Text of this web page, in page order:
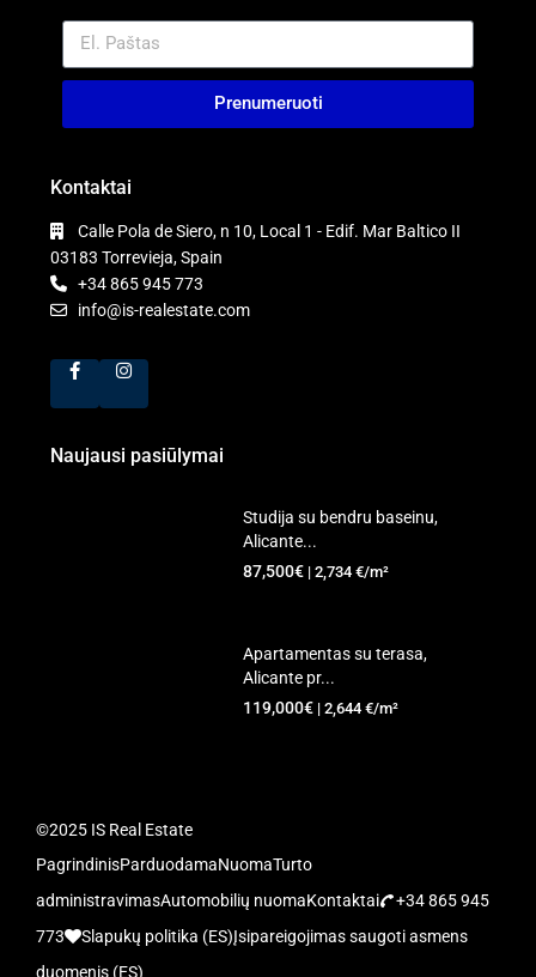
Prenumeruoti
Kontaktai
Calle Pola de Siero, n 10, Local 1 - Edif. Mar Baltico II
03183 Torrevieja, Spain
+34 865 945 773
info@is-realestate.com
Naujausi pasiūlymai
Studija su bendru baseinu,
Alicante...
87,500€ | 2,734 €/m²
Apartamentas su terasa,
Alicante pr...
119,000€ | 2,644 €/m²
©2025 IS Real Estate
PagrindinisParduodamaNuomaTurto
administravimasAutomobilių nuomaKontaktai
+34 865 945
773
Slapukų politika (ES)Įsipareigojimas saugoti asmens
duomenis (ES)